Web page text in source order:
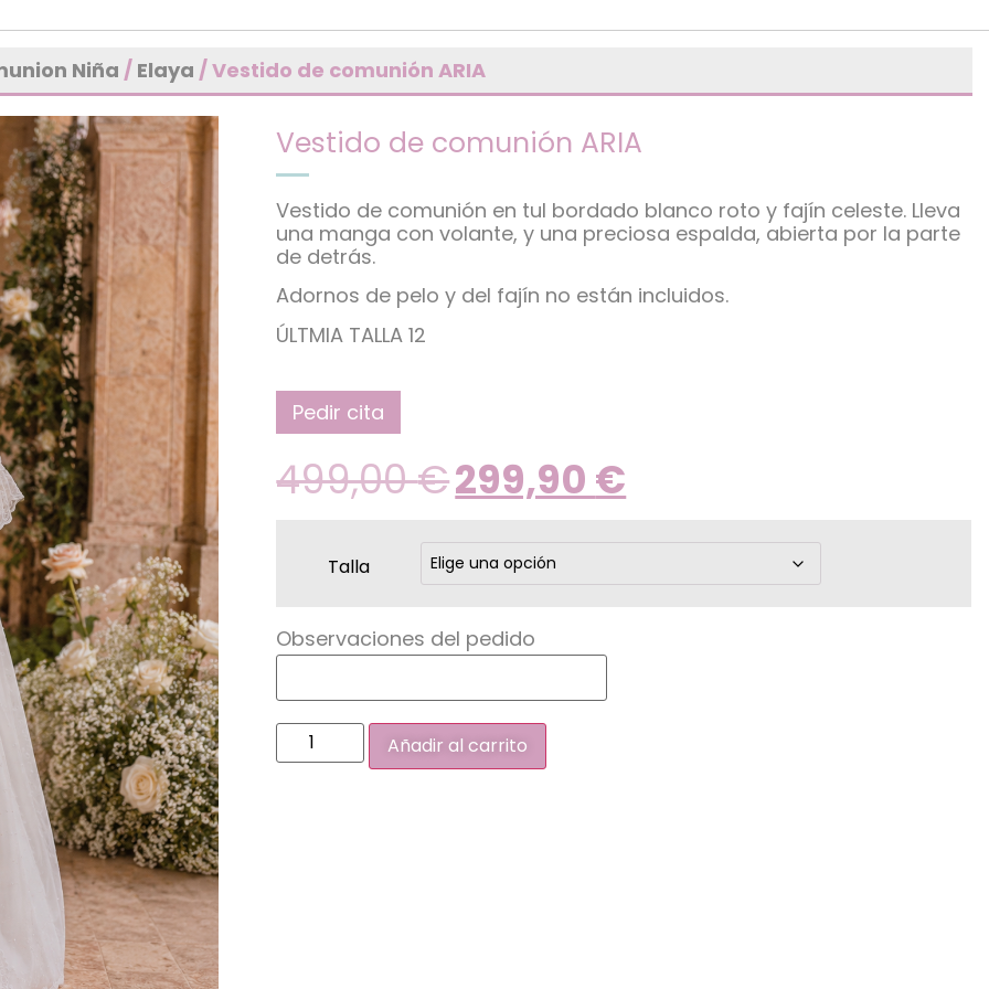
Niña / Elaya / Vestido de comunión ARIA
Vestido de comunión ARIA
Vestido de comunión en tul bordado blanco roto y fajín celeste. Lleva
una manga con volante, y una preciosa espalda, abierta por la parte
de detrás.
Adornos de pelo y del fajín no están incluidos.
ÚLTMIA TALLA 12
Pedir cita
499,00€299,90 €
Talla
Observaciones del pedido
Añadir al carrito